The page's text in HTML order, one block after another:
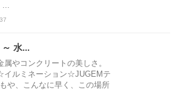
水...
やコンクリートの美しさ。
ルミネーション☆JUGEMテ
や、こんなに早く、この場所